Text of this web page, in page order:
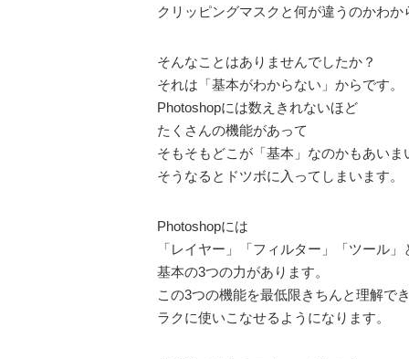
クリッピングマスクと何が違うのかわか
そんなことはありませんでしたか？
それは「基本がわからない」からです。
Photoshopには数えきれないほど
たくさんの機能があって
そもそもどこが「基本」なのかもあいま
そうなるとドツボに入ってしまいます。
Photoshopには
「レイヤー」「フィルター」「ツール」
基本の3つの力があります。
この3つの機能を最低限きちんと理解で
ラクに使いこなせるようになります。